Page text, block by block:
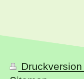
Druckversion